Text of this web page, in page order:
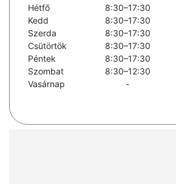
Hétfő
8:30–17:30
Kedd
8:30–17:30
Szerda
8:30–17:30
Csütörtök
8:30–17:30
Péntek
8:30–17:30
Szombat
8:30–12:30
Vasárnap
-